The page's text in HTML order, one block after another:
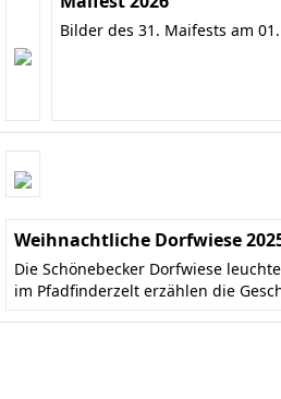
Bilder des 31. Maifests am
Weihnachtliche Dorfwiese
Die Schönebecker Dorfwiese
im Pfadfinderzelt erzählen die